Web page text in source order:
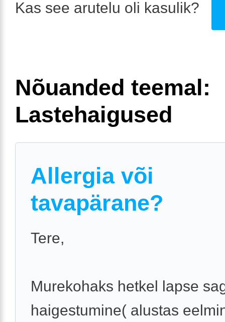
Kas see arutelu oli kasulik?
Nõuanded teemal:
Lastehaigused
Allergia või
tavapärane?
Tere,
Murekohaks hetkel lapse
haigestumine( alustas